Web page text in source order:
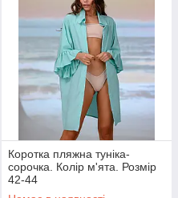
Коротка пляжна туніка-
сорочка. Колір м'ята. Розмір
42-44